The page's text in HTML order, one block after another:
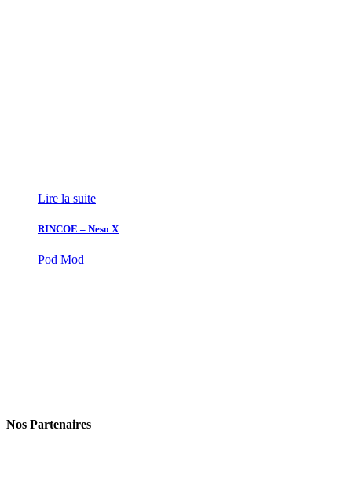
Lire la suite
RINCOE – Neso X
Pod Mod
Nos Partenaires